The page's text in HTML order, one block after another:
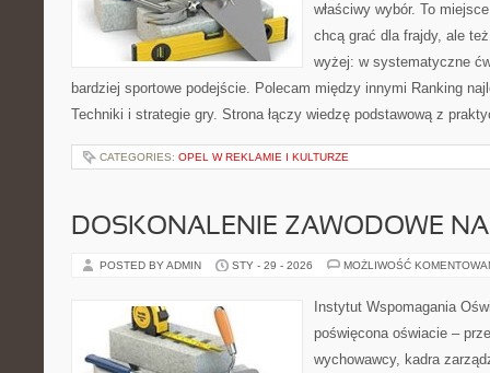
właściwy wybór. To
chcą grać dla frajdy, ale
wyżej: w systematyczne
bardziej sportowe podejście. Polecam między innymi Ranking
Techniki i strategie gry. Strona łączy wiedzę podstawową z
CATEGORIES: OPEL W REKLAMIE I KULTURZE
DOSKONALENIE ZAWODOWE
POSTED BY ADMIN STY - 29 - 2026 MOŻLIWOŚĆ
Instytut Wspomagania
poświęcona oświacie –
wychowawcy, kadra